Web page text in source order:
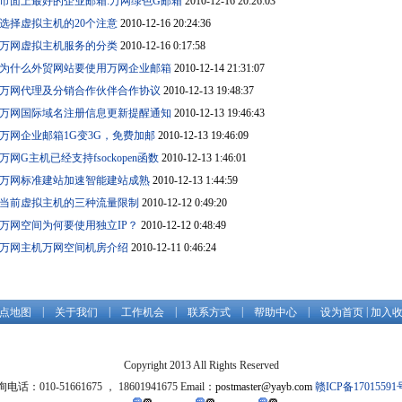
选择虚拟主机的20个注意 2010-12-16 20:24:36
万网虚拟主机服务的分类 2010-12-16 0:17:58
为什么外贸网站要使用万网企业邮箱 2010-12-14 21:31:07
万网代理及分销合作伙伴合作协议 2010-12-13 19:48:37
万网国际域名注册信息更新提醒通知 2010-12-13 19:46:43
万网企业邮箱1G变3G，免费加邮 2010-12-13 19:46:09
万网G主机已经支持fsockopen函数 2010-12-13 1:46:01
万网标准建站加速智能建站成熟 2010-12-13 1:44:59
当前虚拟主机的三种流量限制 2010-12-12 0:49:20
万网空间为何要使用独立IP？ 2010-12-12 0:48:49
万网主机万网空间机房介绍 2010-12-11 0:46:24
地图 关于我们 工作机会| 联系方式| 帮助中心| 设为首页| 加入
Copyright 2013 All Rights Reserved
电话：010-51661675 ， 18601941675 Email： postmaster@yayb.com 赣ICP备17015591